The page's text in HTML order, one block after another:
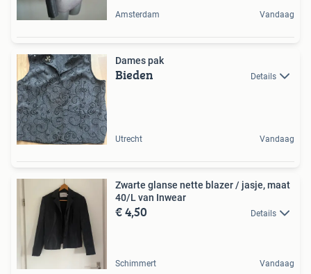
Amsterdam Vandaag
Dames pak
Bieden Details
Utrecht Vandaag
Zwarte glanse nette blazer / jasje, maat
40/L van Inwear
€ 4,50 Details
Schimmert Vandaag